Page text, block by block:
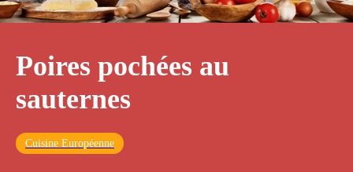
Poires pochées au
sauternes
Cuisine Européenne